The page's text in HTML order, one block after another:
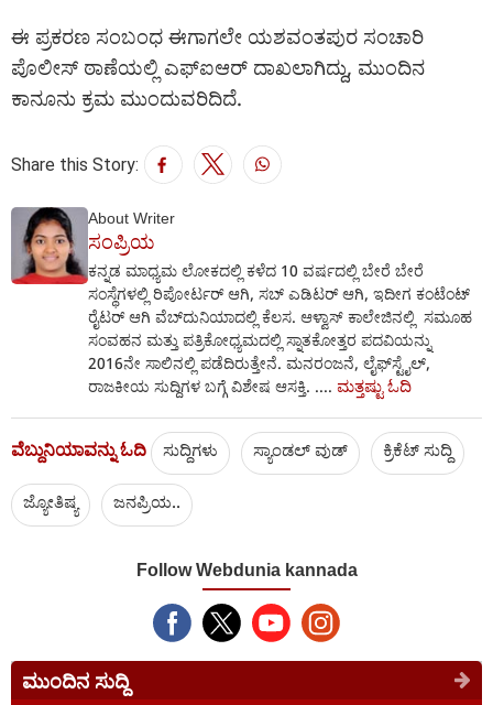
ಈ ಪ್ರಕರಣ ಸಂಬಂಧ ಈಗಾಗಲೇ ಯಶವಂತಪುರ ಸಂಚಾರಿ
ಪೊಲೀಸ್ ಠಾಣೆಯಲ್ಲಿ ಎಫ್‌ಐಆರ್ ದಾಖಲಾಗಿದ್ದು, ಮುಂದಿನ
ಕಾನೂನು ಕ್ರಮ ಮುಂದುವರಿದಿದೆ.
Share this Story:
About Writer
ಸಂಪ್ರಿಯ
ಕನ್ನಡ ಮಾಧ್ಯಮ ಲೋಕದಲ್ಲಿ ಕಳೆದ 10 ವರ್ಷದಲ್ಲಿ ಬೇರೆ ಬೇರೆ
ಸಂಸ್ಥೆಗಳಲ್ಲಿ ರಿಪೋರ್ಟರ್‌ ಆಗಿ, ಸಬ್‌ ಎಡಿಟರ್‌ ಆಗಿ, ಇದೀಗ ಕಂಟೆಂಟ್
ರೈಟರ್‌ ಆಗಿ ವೆಬ್‌ದುನಿಯಾದಲ್ಲಿ ಕೆಲಸ. ಆಳ್ವಾಸ್ ಕಾಲೇಜಿನಲ್ಲಿ ಸಮೂಹ
ಸಂವಹನ ಮತ್ತು ಪತ್ರಿಕೋಧ್ಯಮದಲ್ಲಿ ಸ್ನಾತಕೋತ್ತರ ಪದವಿಯನ್ನು
2016ನೇ ಸಾಲಿನಲ್ಲಿ ಪಡೆದಿರುತ್ತೇನೆ. ಮನರಂಜನೆ, ಲೈಫ್‌ಸ್ಟೈಲ್‌,
ರಾಜಕೀಯ ಸುದ್ದಿಗಳ ಬಗ್ಗೆ ವಿಶೇಷ ಆಸಕ್ತಿ. .... ಮತ್ತಷ್ಟು ಓದಿ
ವೆಬ್ದುನಿಯಾವನ್ನು ಓದಿ ಸುದ್ದಿಗಳು ಸ್ಯಾಂಡಲ್ ವುಡ್ ಕ್ರಿಕೆಟ್‌ ಸುದ್ದಿ
ಜ್ಯೋತಿಷ್ಯ ಜನಪ್ರಿಯ..
Follow Webdunia kannada
ಮುಂದಿನ ಸುದ್ದಿ